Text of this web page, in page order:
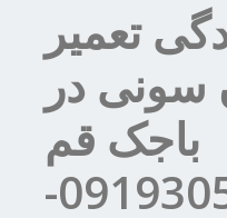
تعمیر
سونی در
باجک قم
|09193056404-